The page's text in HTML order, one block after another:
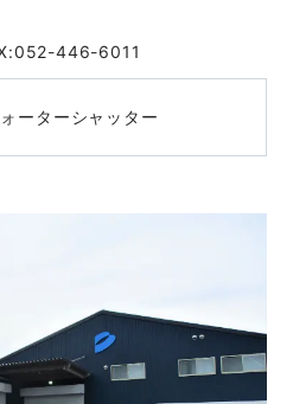
446-6011
ーターシャッター